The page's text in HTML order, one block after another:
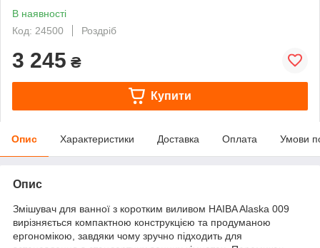
В наявності
Код: 24500
Роздріб
3 245 ₴
Купити
Опис Характеристики Доставка Оплата Умови
Опис
Змішувач для ванної з коротким виливом HAIBA Alaska 009
вирізняється компактною конструкцією та продуманою
ергономікою, завдяки чому зручно підходить для